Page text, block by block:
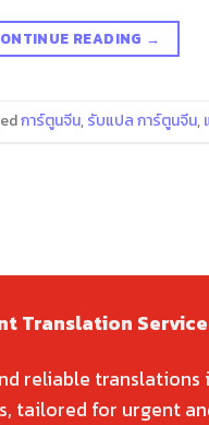
READING →
การ์ตูนจีน,รับแปล การ์ตูนจีน,
Translation
reliable translations
tailored for urgent